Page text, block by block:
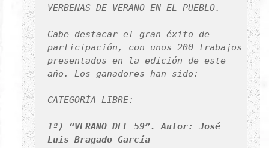
VERBENAS DE VERANO EN EL PUEBLO.
Cabe destacar el gran éxito de
participación, con unos 200 trabajos
presentados en la edición de este
año. Los ganadores han sido:
CATEGORÍA LIBRE:
1º) “VERANO DEL 59”. Autor: José
Luis Bragado García